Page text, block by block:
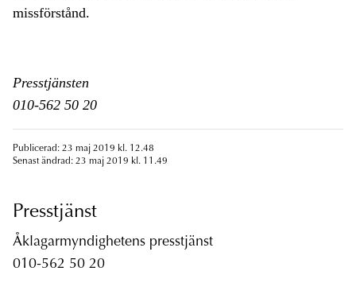
missförstånd.
Presstjänsten
010-562 50 20
Publicerad: 23 maj 2019 kl. 12.48
Senast ändrad: 23 maj 2019 kl. 11.49
Presstjänst
Åklagarmyndighetens presstjänst
010-562 50 20